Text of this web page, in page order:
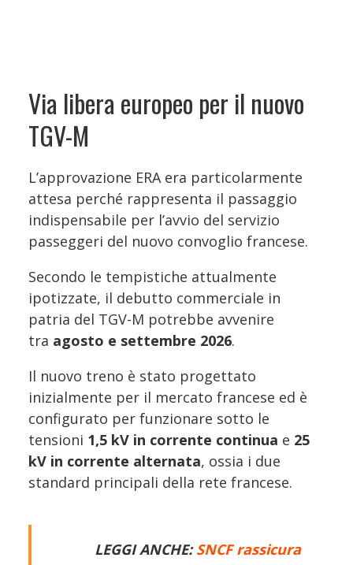
Via libera europeo per il nuovo
TGV-M
L’approvazione ERA era particolarmente
attesa perché rappresenta il passaggio
indispensabile per l’avvio del servizio
passeggeri del nuovo convoglio francese.
Secondo le tempistiche attualmente
ipotizzate, il debutto commerciale in
patria del TGV-M potrebbe avvenire
tra agosto e settembre 2026.
Il nuovo treno è stato progettato
inizialmente per il mercato francese ed è
configurato per funzionare sotto le
tensioni 1,5 kV in corrente continua e 25
kV in corrente alternata, ossia i due
standard principali della rete francese.
LEGGI ANCHE:SNCF rassicura